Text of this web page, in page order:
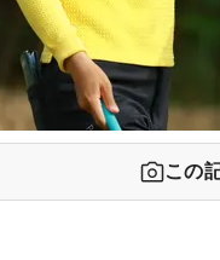
この